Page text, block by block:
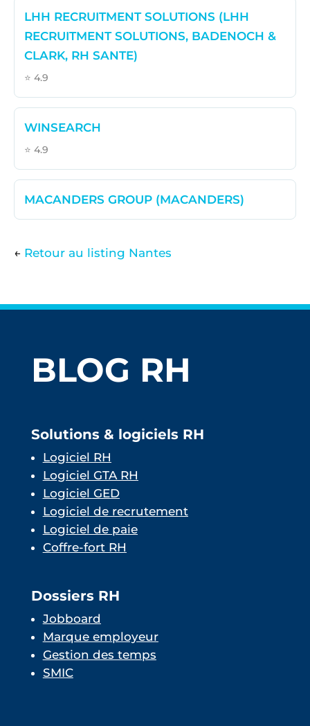
LHH RECRUITMENT SOLUTIONS (LHH
RECRUITMENT SOLUTIONS, BADENOCH &
CLARK, RH SANTE)
⭐ 4.9
WINSEARCH
⭐ 4.9
MACANDERS GROUP (MACANDERS)
← Retour au listing Nantes
BLOG RH
Solutions & logiciels RH
Logiciel RH
Logiciel GTA RH
Logiciel GED
Logiciel de recrutement
Logiciel de paie
Coffre-fort RH
Dossiers RH
Jobboard
Marque employeur
Gestion des temps
SMIC